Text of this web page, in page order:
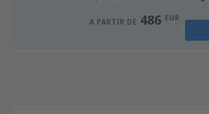
A PARTIR DE 486 EUR